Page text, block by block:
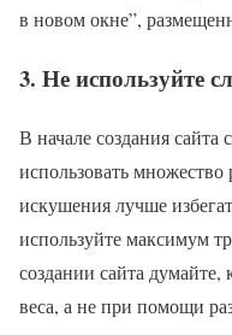
в новом окне”,
3. Не используйте
В начале создания сайта
использовать
искушения лучше
используйте максимум
создании сайта
веса, а не при помощи